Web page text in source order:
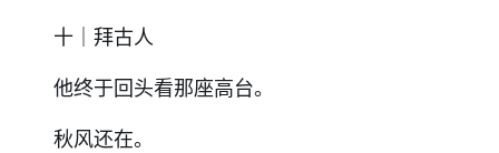
十｜拜古人
他终于回头看那座高台。
秋风还在。